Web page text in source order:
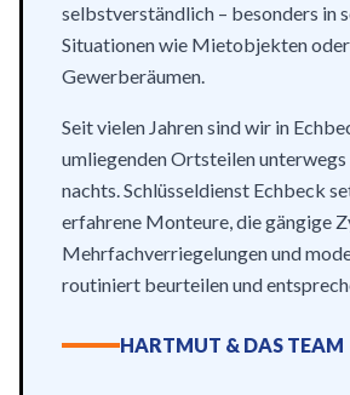
selbstverständlich – besonders in
Situationen wie Mietobjekten oder
Gewerberäumen.
Seit vielen Jahren sind wir in
umliegenden Ortsteilen
nachts. Schlüsseldienst Echbeck
erfahrene Monteure, die gängige
Mehrfachverriegelungen und
routiniert beurteilen und
HARTMUT & DAS TEAM